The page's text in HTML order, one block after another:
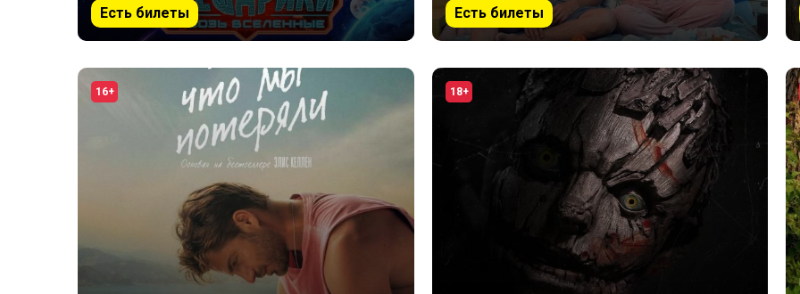
Есть билеты Есть билеты
16+ 18+